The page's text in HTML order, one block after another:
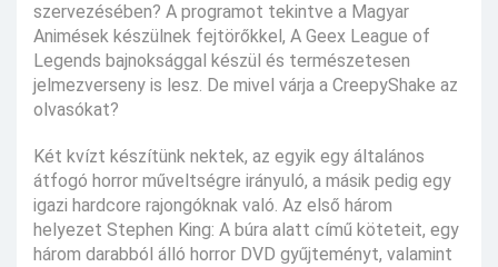
szervezésében? A programot tekintve a Magyar
Animések készülnek fejtörőkkel, A Geex League of
Legends bajnoksággal készül és természetesen
jelmezverseny is lesz. De mivel várja a CreepyShake az
olvasókat?
Két kvízt készítünk nektek, az egyik egy általános
átfogó horror műveltségre irányuló, a másik pedig egy
igazi hardcore rajongóknak való. Az első három
helyezet Stephen King: A búra alatt című köteteit, egy
három darabból álló horror DVD gyűjteményt, valamint